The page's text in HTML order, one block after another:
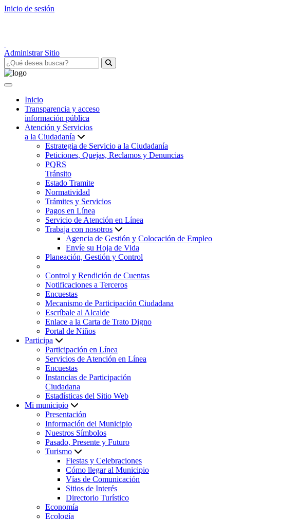
Inicio de sesión
Administrar Sitio
Inicio
Transparencia y acceso
información pública
Atención y Servicios
a la Ciudadanía
Estrategia de Servicio a la Ciudadanía
Peticiones, Quejas, Reclamos y Denuncias
PQRS
Tránsito
Estado Tramite
Normatividad
Trámites y Servicios
Pagos en Línea
Servicio de Atención en Línea
Trabaja con nosotros
Agencia de Gestión y Colocación de Empleo
Envíe su Hoja de Vida
Planeación, Gestión y Control
Control y Rendición de Cuentas
Notificaciones a Terceros
Encuestas
Mecanismo de Participación Ciudadana
Escríbale al Alcalde
Enlace a la Carta de Trato Digno
Portal de Niños
Participa
Participación en Línea
Servicios de Atención en Línea
Encuestas
Instancias de Participación
Ciudadana
Estadísticas del Sitio Web
Mi municipio
Presentación
Información del Municipio
Nuestros Símbolos
Pasado, Presente y Futuro
Turismo
Fiestas y Celebraciones
Cómo llegar al Municipio
Vías de Comunicación
Sitios de Interés
Directorio Turístico
Economía
Ecología